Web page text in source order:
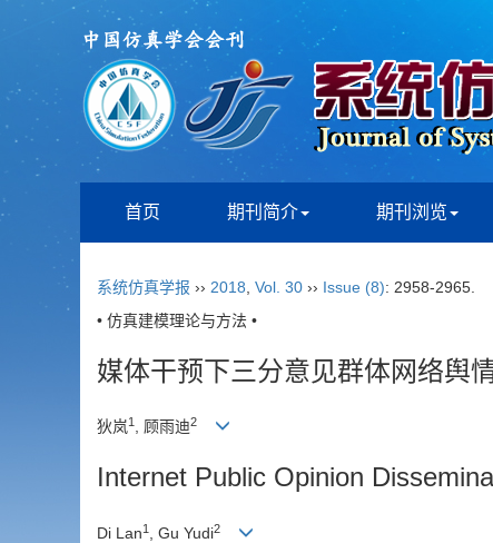
首页 期刊简介 期刊浏览
系统仿真学报 ›› 2018 Vol. 30 ›› Issue (8): 2958-2965.
• 仿真建模理论与方法 •
媒体干预下三分意见群体网络舆
狄岚1 , 顾雨迪2
Internet Public Opinion
Di Lan1 , Gu Yudi2